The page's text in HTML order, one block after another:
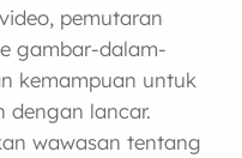
pemutaran
gambar-dalam-
kemampuan untuk
dengan lancar.
wawasan tentang